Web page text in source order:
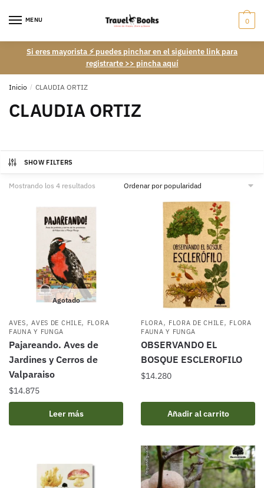
MENU 0
Si eres mayorista ⚡ puedes pinchar en el siguiente link para
registrarte >> pincha aquí
Inicio / CLAUDIA ORTIZ
CLAUDIA ORTIZ
SHOW FILTERS
Mostrando los 4 resultados Ordenado
popularidad
Agotado
AVES,AVES DE CHILE, FLORA
FAUNA Y FUNGA
Pajareando. Aves de
Jardines y Cerros de
Valparaiso
$14.875
Leer más
FLORA, FLORA DE CHILE, FLORA
FAUNA Y FUNGA
OBSERVANDO EL
BOSQUE ESCLEROFILO
$14.280
Añadir al carrito